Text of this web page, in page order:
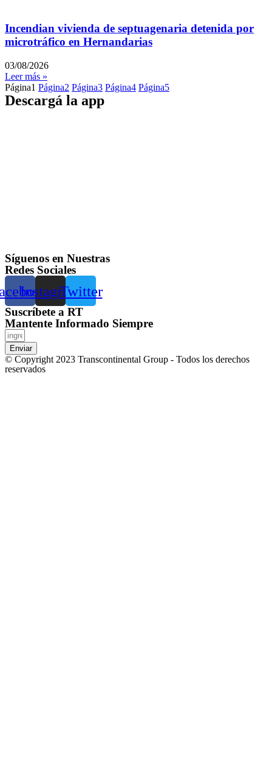
Incendian vivienda de septuagenaria detenida por
microtráfico en Hernandarias
03/08/2026
Leer más »
Página1 Página2 Página3 Página4 Página5
Descargá la app
Síguenos en Nuestras
Redes Sociales
InstagramTwitter
Suscríbete a RT
Mantente Informado Siempre
Enviar
© Copyright 2023 Transcontinental Group - Todos los derechos
reservados